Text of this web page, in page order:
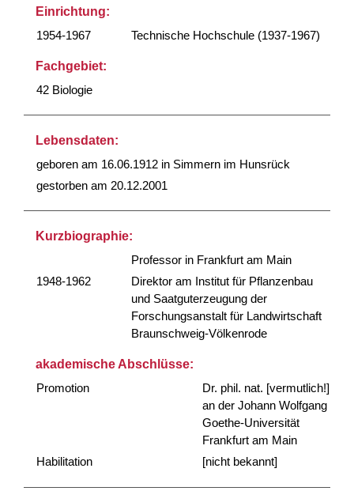
Einrichtung:
1954-1967
Technische Hochschule (1937-1967)
Fachgebiet:
42 Biologie
Lebensdaten:
geboren am 16.06.1912 in Simmern im Hunsrück
gestorben am 20.12.2001
Kurzbiographie:
Professor in Frankfurt am Main
1948-1962
Direktor am Institut für Pflanzenbau
und Saatguterzeugung der
Forschungsanstalt für Landwirtschaft
Braunschweig-Völkenrode
akademische Abschlüsse:
Promotion
Dr. phil. nat. [vermutlich!]
an der Johann Wolfgang
Goethe-Universität
Frankfurt am Main
Habilitation
[nicht bekannt]